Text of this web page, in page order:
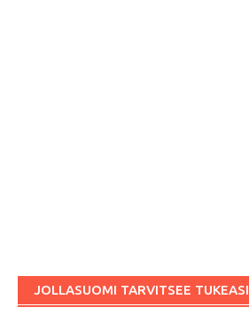
JOLLASUOMI TARVITSEE TUKEASI